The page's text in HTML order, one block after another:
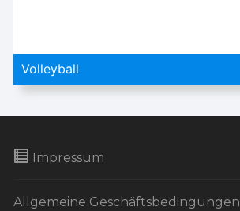
Volleyball
Impressum
Allgemeine Geschäftsbedingungen